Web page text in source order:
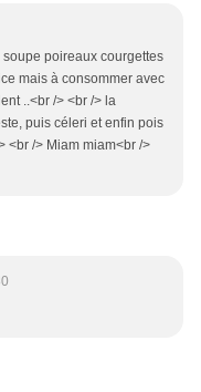
poireaux courgettes
mais à consommer avec
..<br /> <br /> la
puis céleri et enfin pois
<br /> Miam miam<br />